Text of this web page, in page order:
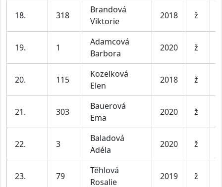
18. 318
Brandová
Viktorie
2018 ž
19. 1
Adamcová
Barbora
2020 ž
20. 115
Kozelková
Elen
2018 ž
21. 303
Bauerová
Ema
2020 ž
22. 3
Baladová
Adéla
2020 ž
23. 79
Těhlová
Rosalie
2019 ž